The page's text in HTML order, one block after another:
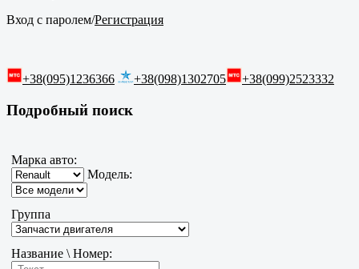
Вход с паролем/Регистрация
+38(095)1236366 +38(098)1302705 +38(099)2523332
Подробный поиск
Марка авто:
Модель:
Группа
Название \ Номер: